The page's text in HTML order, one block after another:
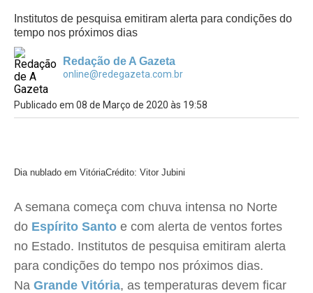
Institutos de pesquisa emitiram alerta para condições do
tempo nos próximos dias
Redação de A Gazeta
online@redegazeta.com.br
Publicado em 08 de Março de 2020 às 19:58
Dia nublado em VitóriaCrédito: Vitor Jubini
A semana começa com chuva intensa no Norte
do Espírito Santo e com alerta de ventos fortes
no Estado. Institutos de pesquisa emitiram alerta
para condições do tempo nos próximos dias.
Na Grande Vitória, as temperaturas devem ficar